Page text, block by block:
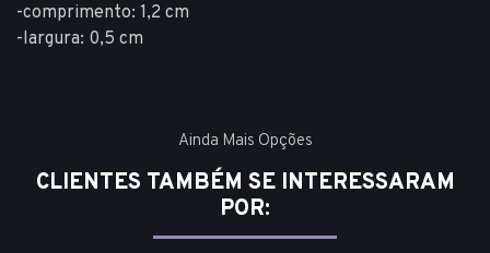
-comprimento: 1,2 cm
-largura: 0,5 cm
Ainda Mais Opções
CLIENTES TAMBÉM SE INTERESSARAM
POR: